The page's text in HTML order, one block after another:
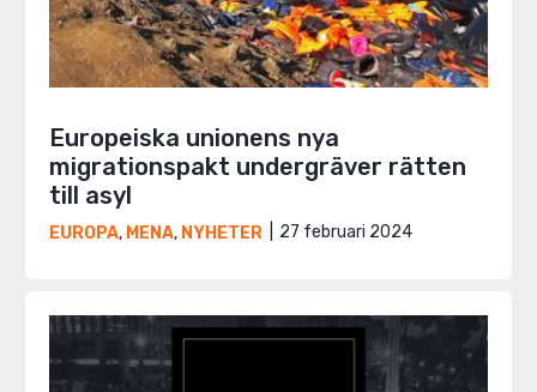
Europeiska unionens nya
migrationspakt undergräver rätten
till asyl
EUROPA, MENA, NYHETER 27 februari 2024